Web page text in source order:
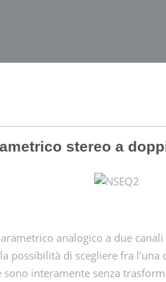
stereo a
analogico a due
possibilità di scegliere fra
interamente senza